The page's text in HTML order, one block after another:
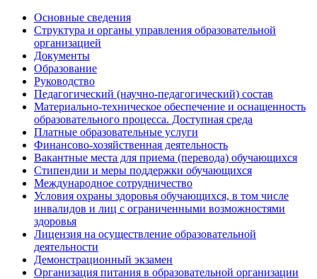
Основные сведения
Структура и органы управления образовательной
организацией
Документы
Образование
Руководство
Педагогический (научно-педагогический) состав
Материально-техническое обеспечение и оснащенность
образовательного процесса. Доступная среда
Платные образовательные услуги
Финансово-хозяйственная деятельность
Вакантные места для приема (перевода) обучающихся
Стипендии и меры поддержки обучающихся
Международное сотрудничество
Условия охраны здоровья обучающихся, в том числе
инвалидов и лиц с ограниченными возможностями
здоровья
Лицензия на осуществление образовательной
деятельности
Демонстрационный экзамен
Организация питания в образовательной организации